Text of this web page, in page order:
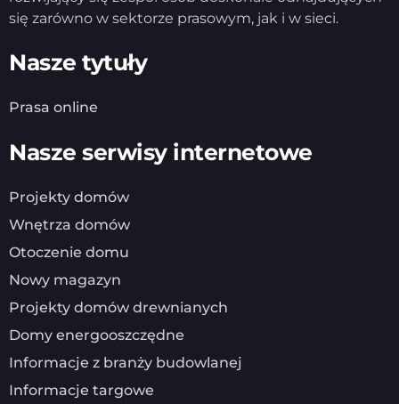
się zarówno w sektorze prasowym, jak i w sieci.
Nasze tytuły
Prasa online
Nasze serwisy internetowe
Projekty domów
Wnętrza domów
Otoczenie domu
Nowy magazyn
Projekty domów drewnianych
Domy energooszczędne
Informacje z branży budowlanej
Informacje targowe